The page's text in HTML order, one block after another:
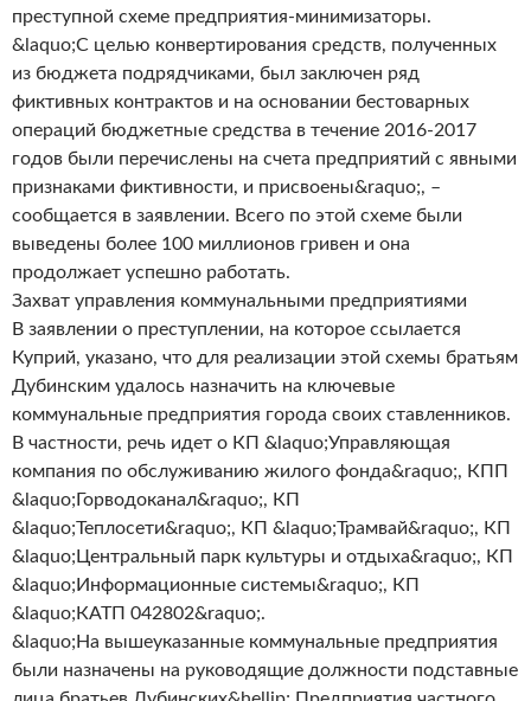
преступной схеме предприятия-минимизаторы.
&laquo;С целью конвертирования средств, полученных
из бюджета подрядчиками, был заключен ряд
фиктивных контрактов и на основании бестоварных
операций бюджетные средства в течение 2016-2017
годов были перечислены на счета предприятий с явными
признаками фиктивности, и присвоены&raquo;, –
сообщается в заявлении. Всего по этой схеме были
выведены более 100 миллионов гривен и она
продолжает успешно работать.
Захват управления коммунальными предприятиями
В заявлении о преступлении, на которое ссылается
Куприй, указано, что для реализации этой схемы братьям
Дубинским удалось назначить на ключевые
коммунальные предприятия города своих ставленников.
В частности, речь идет о КП &laquo;Управляющая
компания по обслуживанию жилого фонда&raquo;, КПП
&laquo;Горводоканал&raquo;, КП
&laquo;Теплосети&raquo;, КП &laquo;Трамвай&raquo;, КП
&laquo;Центральный парк культуры и отдыха&raquo;, КП
&laquo;Информационные системы&raquo;, КП
&laquo;КАТП 042802&raquo;.
&laquo;На вышеуказанные коммунальные предприятия
были назначены на руководящие должности подставные